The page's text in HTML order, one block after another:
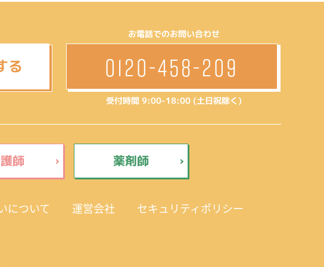
る
お電話でのお問い合わせ
0120-458-209
受付時間 9:00-18:00 (土日祝除く)
師 薬剤師
について 運営会社 セキュリティポリシー